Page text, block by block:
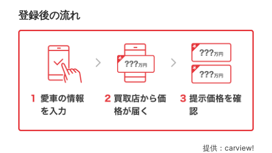
登録後の流れ
提供：carview!